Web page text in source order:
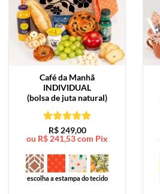
Café da Manhã
INDIVIDUAL
(bolsa de juta natural)
Avaliação5
de 5
R$249,00
ou R$ 241,53com Pix
escolha a estampa do tecido